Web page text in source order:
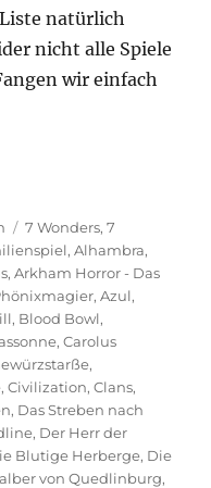
natürlich
nicht alle Spiele
wir einfach
Spiele aller Zeiten
Schlagwörter
7 Wonders,7
,Alhambra,
,Arkham Horror - Das
,Azul,
, Blood Bowl,
,Carolus
,
,Civilization,Clans,
, Das Streben nach
, Der Herr der
Blutige Herberge, Die
von Quedlinburg,